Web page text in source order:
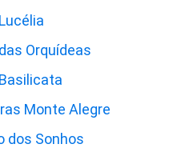
Orquídeas
Monte Alegre
dos Sonhos